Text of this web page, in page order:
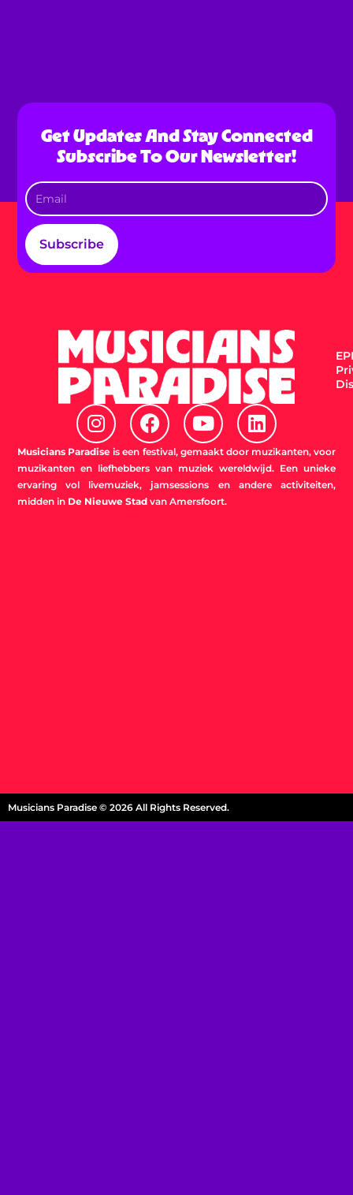
Get Updates And Stay Connected
Subscribe To Our Newsletter!
Subscribe
I
n
s
t
a
g
F
a
c
e
b
o
Y
o
u
t
u
b
L
i
n
k
e
Musicians Paradise is een festival, gemaakt door muzikanten, voor
muzikanten en liefhebbers van muziek wereldwijd. Een unieke
ervaring vol livemuziek, jamsessions en andere activiteiten,
midden in De Nieuwe Stadvan Amersfoort.
Musicians Paradise © 2026 All Rights Reserved.